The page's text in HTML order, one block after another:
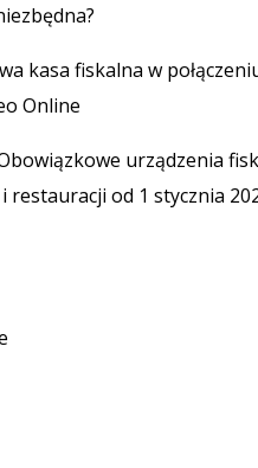
kasa fiskalna w
Online
urządzenia
restauracji od 1 stycznia